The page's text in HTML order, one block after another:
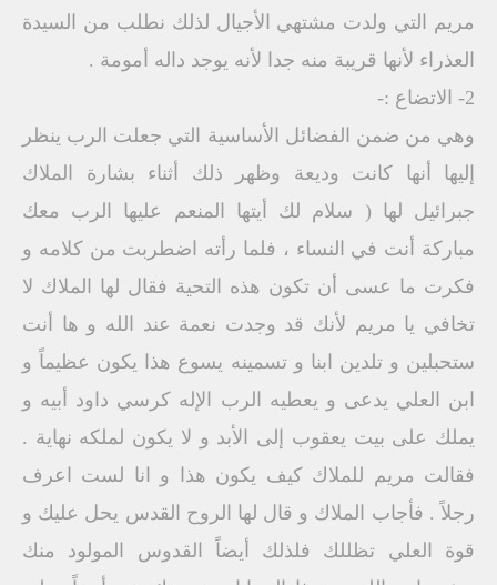
مريم التي ولدت مشتهي الأجيال لذلك نطلب من السيدة
العذراء لأنها قريبة منه جدا لأنه يوجد داله أمومة .
2- الاتضاع :-
وهي من ضمن الفضائل الأساسية التي جعلت الرب ينظر
إليها أنها كانت وديعة وظهر ذلك أثناء بشارة الملاك
جبرائيل لها ( سلام لك أيتها المنعم عليها الرب معك
مباركة أنت في النساء ، فلما رأته اضطربت من كلامه و
فكرت ما عسى أن تكون هذه التحية فقال لها الملاك لا
تخافي يا مريم لأنك قد وجدت نعمة عند الله و ها أنت
ستحبلين و تلدين ابنا و تسمينه يسوع هذا يكون عظيماً و
ابن العلي يدعى و يعطيه الرب الإله كرسي داود أبيه و
يملك على بيت يعقوب إلى الأبد و لا يكون لملكه نهاية .
فقالت مريم للملاك كيف يكون هذا و انا لست اعرف
رجلاً . فأجاب الملاك و قال لها الروح القدس يحل عليك و
قوة العلي تظللك فلذلك أيضاً القدوس المولود منك